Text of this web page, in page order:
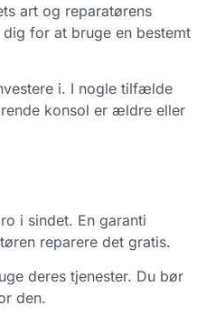
art og reparatørens
for at bruge en bestemt
i. I nogle tilfælde
konsol er ældre eller
i sindet. En garanti
reparere det gratis.
deres tjenester. Du bør
den.